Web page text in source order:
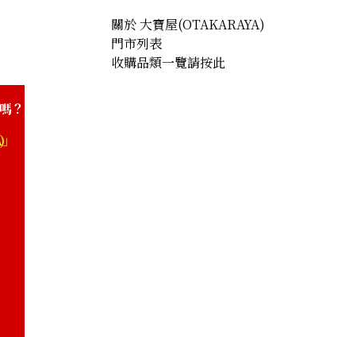
？
關於 大寶屋(OTAKARAYA)
門市列表
收購品類一覽請按此